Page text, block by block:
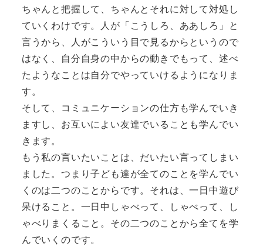
ちゃんと把握して、ちゃんとそれに対して対処し
ていくわけです。人が「こうしろ、ああしろ」と
言うから、人がこういう目で見るからというので
はなく、自分自身の中からの動きでもって、述べ
たようなことは自分でやっていけるようになりま
す。
そして、コミュニケーションの仕方も学んでいき
ますし、お互いによい友達でいることも学んでい
きます。
もう私の言いたいことは、だいたい言ってしまい
ました。つまり子ども達が全てのことを学んでい
くのは二つのことからです。それは、一日中遊び
呆けること。一日中しゃべって、しゃべって、し
ゃべりまくること。その二つのことから全てを学
んでいくのです。